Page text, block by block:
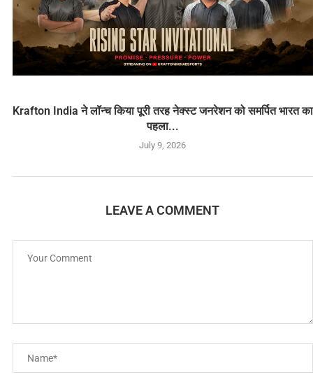
Krafton India ने लॉन्च किया पूरी तरह नेक्स्ट जनरेशन को समर्पित भारत का
पहला...
July 9, 2026
LEAVE A COMMENT